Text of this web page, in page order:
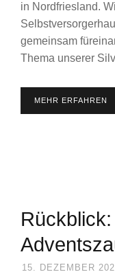
in Nordfriesland.
gemeinsam
Thema unserer
MEHR ERFAHREN
15. DEZEMBER